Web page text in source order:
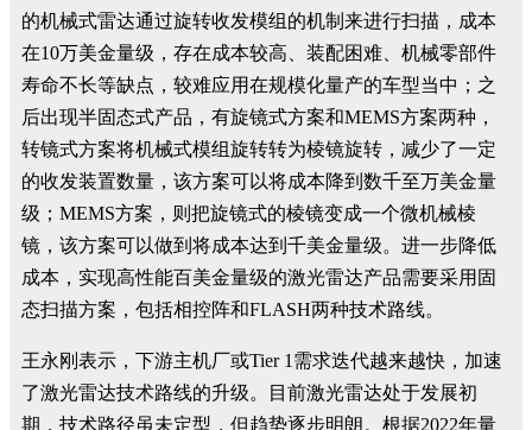
的机械式雷达通过旋转收发模组的机制来进行扫描，成本
在10万美金量级，存在成本较高、装配困难、机械零部件
寿命不长等缺点，较难应用在规模化量产的车型当中；之
后出现半固态式产品，有旋镜式方案和MEMS方案两种，
转镜式方案将机械式模组旋转转为棱镜旋转，减少了一定
的收发装置数量，该方案可以将成本降到数千至万美金量
级；MEMS方案，则把旋镜式的棱镜变成一个微机械棱
镜，该方案可以做到将成本达到千美金量级。进一步降低
成本，实现高性能百美金量级的激光雷达产品需要采用固
态扫描方案，包括相控阵和FLASH两种技术路线。
王永刚表示，下游主机厂或Tier 1需求迭代越来越快，加速
了激光雷达技术路线的升级。目前激光雷达处于发展初
期，技术路径虽未定型，但趋势逐步明朗。根据2022年量